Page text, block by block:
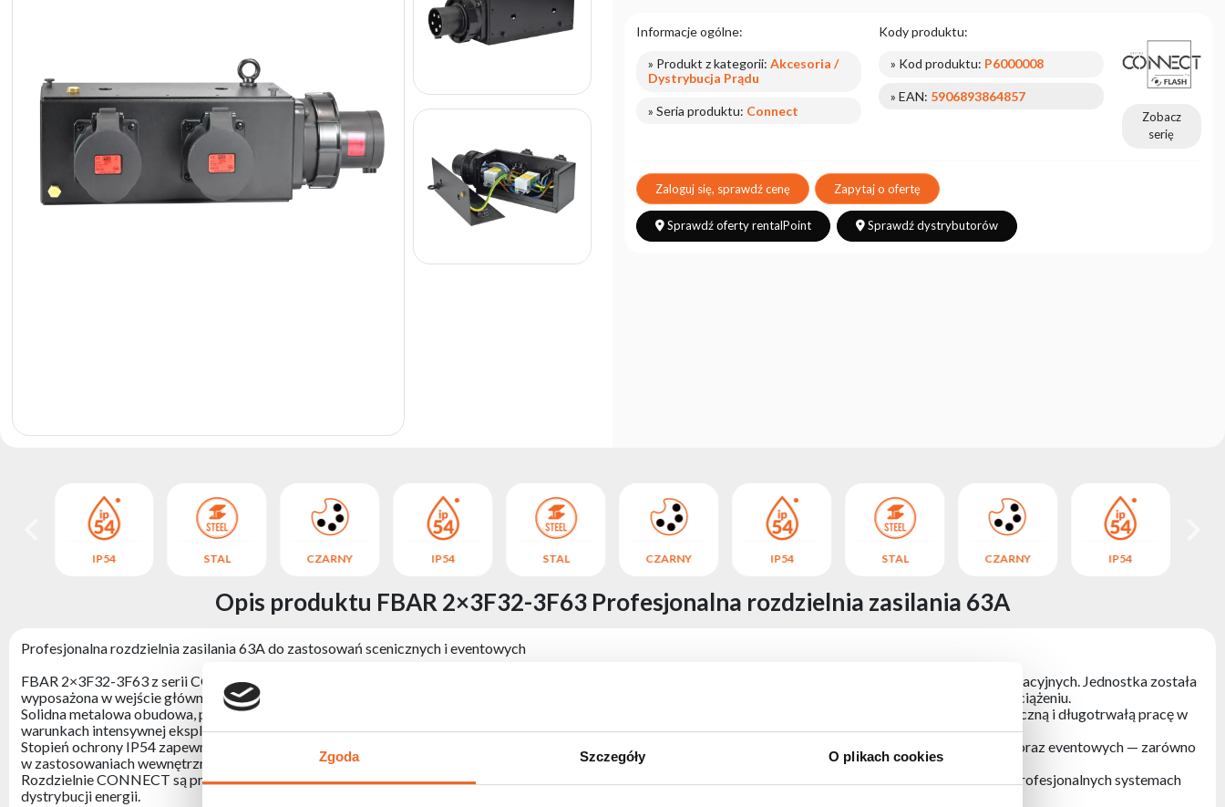
Zgoda Szczegóły O plikach cookies
Ekspozycyjne
Stroboskopy
Prowadzące
Informacje ogólne:
» Produkt z kategorii: Akcesoria /
Dystrybucja Prądu
» Seria produktu: Connect
Kody produktu:
» Kod produktu: P6000008
» EAN: 5906893864857
Zobacz
serię
Zaloguj się, sprawdź cenę Zapytaj o ofertę
Sprawdź oferty rentalPoint Sprawdź dystrybutorów
IP54 STAL CZARNY IP54 STAL CZARNY IP54 STAL CZARNY IP54
Opis produktu FBAR 2×3F32-3F63 Profesjonalna rozdzielnia zasilania 63A
Profesjonalna rozdzielnia zasilania 63A do zastosowań scenicznych i eventowych
FBAR 2×3F32-3F63 z serii CONNECT to profesjonalna rozdzielnia zasilania zaprojektowana do wymagających zastosowań scenicznych, eventowych oraz instalacyjnych. Jednostka została
wyposażona w wejście główne 63A POWER TWIST oraz dwa wyjścia 32A, umożliwiające bezpieczną i stabilną dystrybucję zasilania w systemach o wysokim obciążeniu.
Solidna metalowa obudowa, przemysłowe złącza PCE oraz starannie wykonane okablowanie wewnętrzne gwarantują wysoką niezawodność, odporność mechaniczną i długotrwałą pracę w
warunkach intensywnej eksploatacji touringowej i rentalowej.
Stopień ochrony IP54 zapewnia zabezpieczenie przed pyłem i bryzgami wody, co pozwala na bezpieczne użytkowanie w wymagających warunkach scenicznych oraz eventowych — zarówno
w zastosowaniach wewnętrznych, jak i zewnętrznych.
Rozdzielnie CONNECT są produkowane w Polsce z zachowaniem wysokich standardów jakości Flash-Butrym, zapewniając niezawodność i bezpieczeństwo w profesjonalnych systemach
dystrybucji energii.